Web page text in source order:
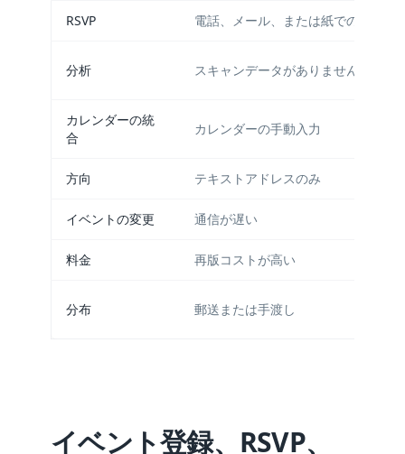
RSVP 電話、メール、または紙での返信
分析 スキャンデータがありません
カレンダーの統
合
カレンダーの手動入力
方向 テキストアドレスのみ
イベントの変更 通信が遅い
料金 再版コストが高い
分布 郵送または手渡し
イベント登録、RSVP、